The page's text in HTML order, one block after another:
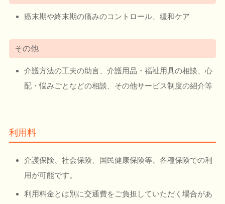
癌末期や終末期の痛みのコントロール、緩和ケア
その他
介護方法の工夫の助言、介護用品・福祉用具の相談、心
配・悩みごとなどの相談、その他サービス制度の紹介等
利用料
介護保険、社会保険、国民健康保険等、各種保険での利
用が可能です。
利用料金とは別に交通費をご負担していただく場合があ